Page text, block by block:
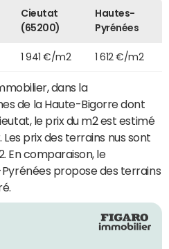
Cieutat
(65200)
Hautes-
Pyrénées
1 941 €/m2 1 612 €/m2
dans la
de la Haute-Bigorre dont
le prix du m2 est estimé
prix des terrains nus sont
En comparaison, le
propose des terrains